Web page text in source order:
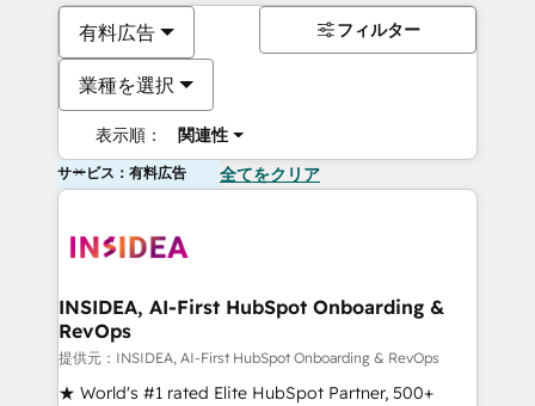
有料広告
業種を選択
表示順： 関連性
フィルター
サービス：有料広告 全てをクリア
INSIDEA, AI-First HubSpot Onboarding &
RevOps
提供元：INSIDEA, AI-First HubSpot Onboarding & RevOps
★ World's #1 rated Elite HubSpot Partner, 500+